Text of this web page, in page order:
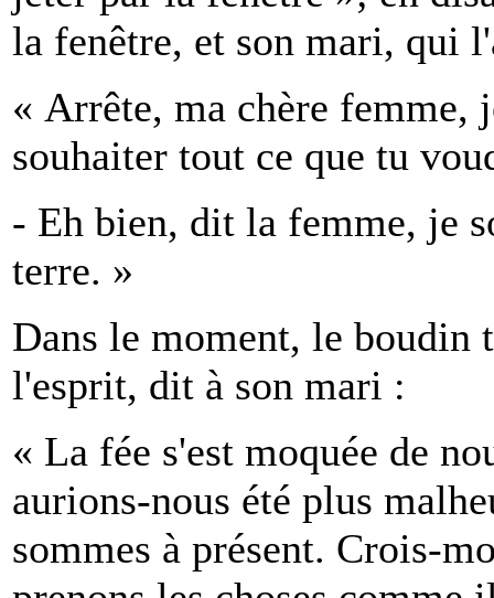
la fenêtre, et son mari, qui
« Arrête, ma chère femme,
souhaiter tout ce que tu
- Eh bien, dit la femme, je
terre. »
Dans le moment, le boudin
l'esprit, dit à son mari :
« La fée s'est moquée de
aurions-nous été plus
sommes à présent. Crois-